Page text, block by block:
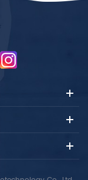
le système
la
et le métabolisme
sont importants
et du système